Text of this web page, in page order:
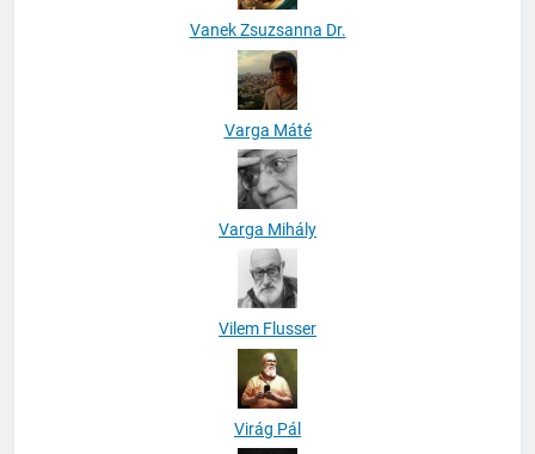
Vanek Zsuzsanna Dr.
Varga Máté
Varga Mihály
Vilem Flusser
Virág Pál